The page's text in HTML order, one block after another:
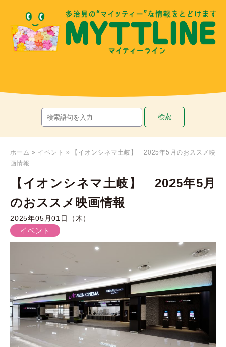
ホーム » イベント »
【イオンシネマ土岐】 2025年5月のおススメ映
画情報
【イオンシネマ土岐】 2025年5月
のおススメ映画情報
2025年05月01日（木）
イベント